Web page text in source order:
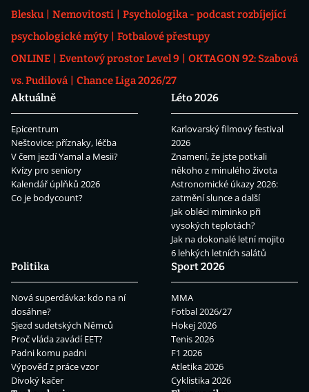
Blesku
Nemovitosti
Psychologika - podcast rozbíjející
psychologické mýty
Fotbalové přestupy
ONLINE
Eventový prostor Level 9
OKTAGON 92: Szabová
vs. Pudilová
Chance Liga 2026/27
Aktuálně
Epicentrum
Neštovice: příznaky, léčba
V čem jezdí Yamal a Mesii?
Kvízy pro seniory
Kalendář úplňků 2026
Co je bodycount?
Léto 2026
Karlovarský filmový festival
2026
Znamení, že jste potkali
někoho z minulého života
Astronomické úkazy 2026:
zatmění slunce a další
Jak obléci miminko při
vysokých teplotách?
Jak na dokonalé letní mojito
6 lehkých letních salátů
Politika
Nová superdávka: kdo na ní
dosáhne?
Sjezd sudetských Němců
Proč vláda zavádí EET?
Padni komu padni
Výpověď z práce vzor
Divoký kačer
Sport 2026
MMA
Fotbal 2026/27
Hokej 2026
Tenis 2026
F1 2026
Atletika 2026
Cyklistika 2026